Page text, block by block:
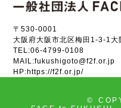
〒530-0001
大阪府大阪市北区梅田1-3-1
TEL:06-4799-0108
MAIL:fukushigoto@f2f.or.jp
HP:https://f2f.or.jp/
©